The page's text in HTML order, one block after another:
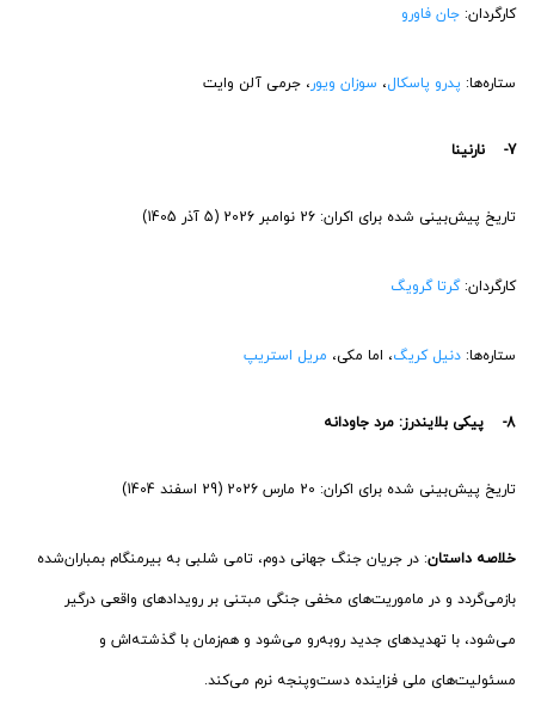
کارگردان: جان فاورو
ستاره‌ها: پدرو پاسکال، سوزان ویور، جرمی آلن وایت
7- نارنینا
تاریخ پیش‌بینی شده برای اکران: 26 نوامبر 2026 (5 آذر 1405)
کارگردان:گرتا گرویگ
ستاره‌ها: دنیل کریگ، اما مکی، مریل استریپ
8- پیکی بلایندرز: مرد جاودانه
تاریخ پیش‌بینی شده برای اکران: 20 مارس 2026 (29 اسفند 1404)
خلاصه داستان: در جریان جنگ جهانی دوم، تامی شلبی به بیرمنگام بمباران‌شده
بازمی‌گردد و در ماموریت‌های مخفی جنگی مبتنی بر رویدادهای واقعی درگیر
می‌شود، با تهدیدهای جدید روبه‌رو می‌شود و هم‌زمان با گذشته‌اش و
مسئولیت‌های ملی فزاینده دست‌وپنجه نرم می‌کند.